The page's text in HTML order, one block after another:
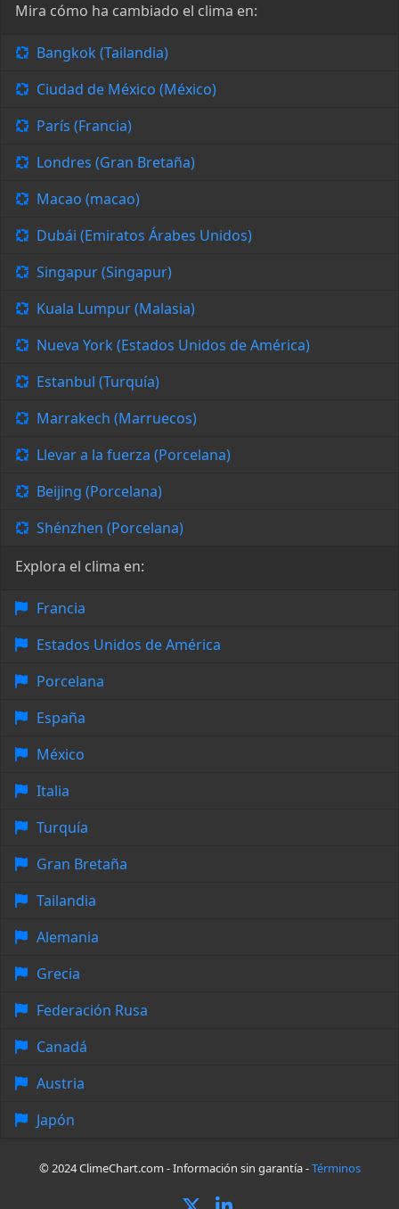
Mira cómo ha cambiado el clima en:
Bangkok (Tailandia)
Ciudad de México (México)
París (Francia)
Londres (Gran Bretaña)
Macao (macao)
Dubái (Emiratos Árabes Unidos)
Singapur (Singapur)
Kuala Lumpur (Malasia)
Nueva York (Estados Unidos de América)
Estanbul (Turquía)
Marrakech (Marruecos)
Llevar a la fuerza (Porcelana)
Beijing (Porcelana)
Shénzhen (Porcelana)
Explora el clima en:
Francia
Estados Unidos de América
Porcelana
España
México
Italia
Turquía
Gran Bretaña
Tailandia
Alemania
Grecia
Federación Rusa
Canadá
Austria
Japón
© 2024 ClimeChart.com - Información sin garantía -Términos